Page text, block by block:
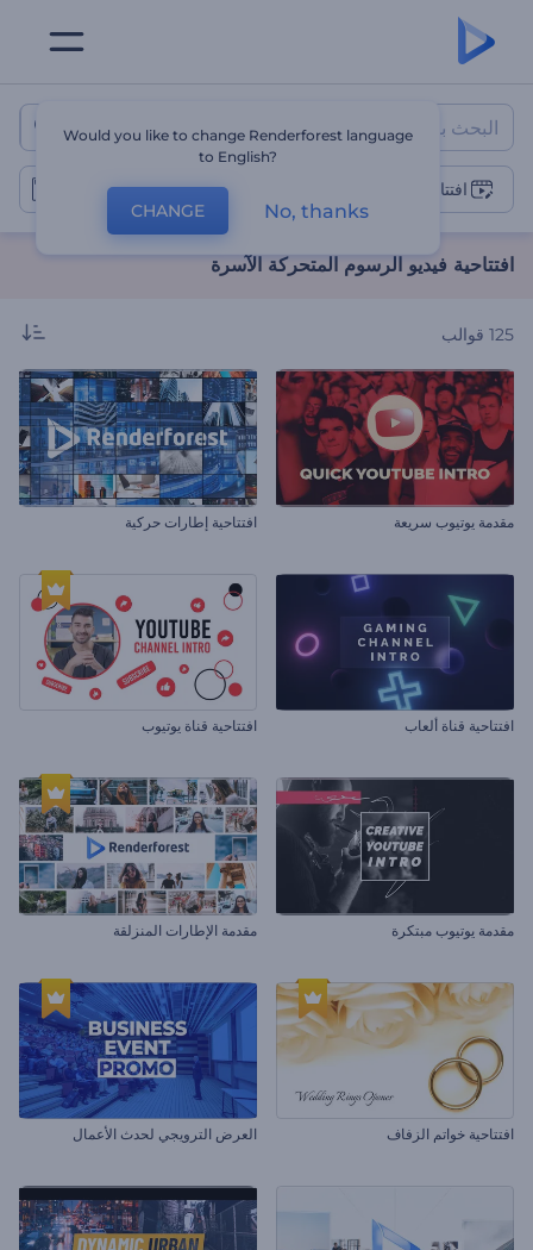
افتتاحية فيديو الرسوم المتحركة
افتتاحيات الرسوم المتحركة
افتتاحية فيديو الرسوم المتحركة الآسرة
125 قوالب
مقدمة يوتيوب سريعة افتتاحية إطارات حركية
افتتاحية قناة ألعاب افتتاحية قناة يوتيوب
مقدمة يوتيوب مبتكرة مقدمة الإطارات المنزلقة
افتتاحية خواتم الزفاف العرض الترويجي لحدث الأعمال
Would you like to change Renderforest language
to English?
CHANGE No, thanks